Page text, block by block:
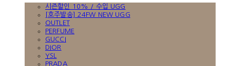
시즌할인 10% / 수입 UGG
[호주발송] 24FW NEW UGG
OUTLET
PERFUME
GUCCI
DIOR
YSL
PRADA